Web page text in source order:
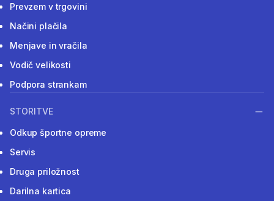
Prevzem v trgovini
Načini plačila
Menjave in vračila
Vodič velikosti
Podpora strankam
STORITVE
Odkup športne opreme
Servis
Druga priložnost
Darilna kartica